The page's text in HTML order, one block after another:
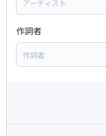
作詞者